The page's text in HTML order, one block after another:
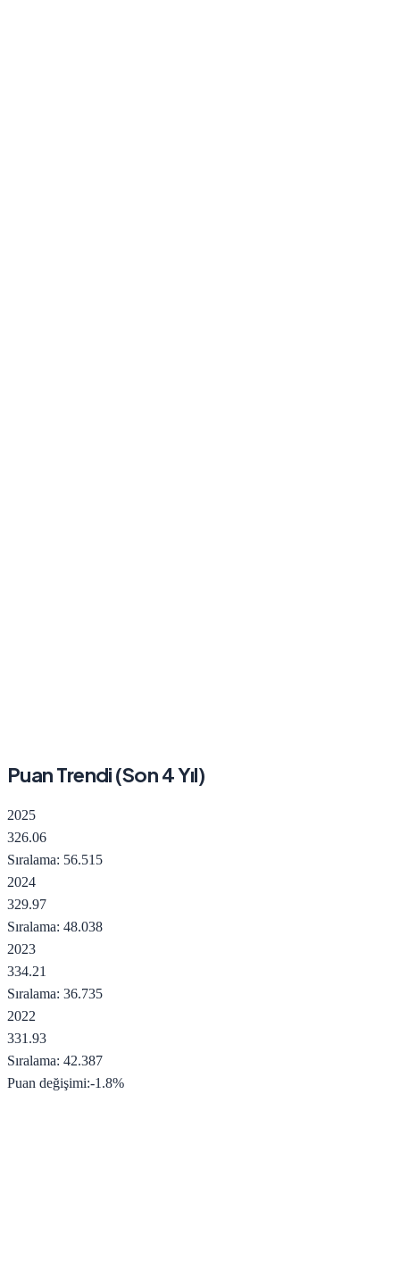
Puan Trendi (Son4Yıl)
2025
326.06
Sıralama: 56.515
2024
329.97
Sıralama: 48.038
2023
334.21
Sıralama: 36.735
2022
331.93
Sıralama: 42.387
Puan değişimi:-1.8%